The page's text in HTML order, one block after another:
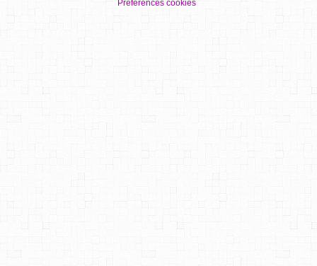
Préférences cookies